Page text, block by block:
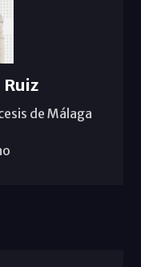
de Málaga